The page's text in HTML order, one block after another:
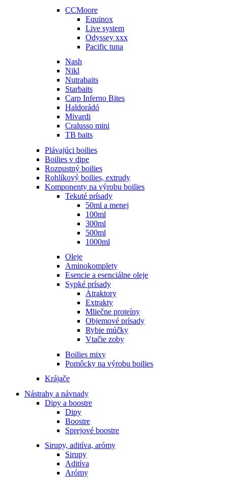
CCMoore
Equinox
Live system
Odyssey xxx
Pacific tuna
Nash
Nikl
Nutrabaits
Starbaits
Carp Inferno Bites
Haldorádó
Mivardi
Cralusso mini
TB baits
Plávajúci boilies
Boilies v dipe
Rozpustný boilies
Rohlíkový boilies, extrudy
Komponenty na výrobu boilies
Tekuté prísady
50ml a menej
100ml
300ml
500ml
1000ml
Oleje
Aminokomplety
Esencie a esenciálne oleje
Sypké prísady
Atraktory
Extrakty
Mliečne proteíny
Objemové prísady
Rybie múčky
Vtačie zoby
Boilies mixy
Pomôcky na výrobu boilies
Krájače
Nástrahy a návnady
Dipy a boostre
Dipy
Boostre
Sprejové boostre
Sirupy, aditíva, arómy
Sirupy
Aditíva
Arómy